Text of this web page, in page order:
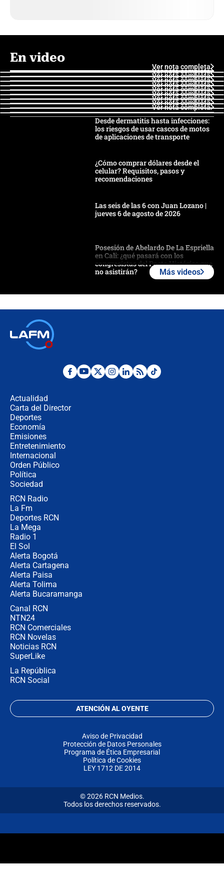
En video
Ver nota completa
Ver nota completa
Ver nota completa
Ver nota completa
Ver nota completa
Ver nota completa
Ver nota completa
Ver nota completa
Ver nota completa
Ver nota completa
Desde dermatitis hasta infecciones:
los riesgos de usar cascos de motos
de aplicaciones de transporte
¿Cómo comprar dólares desde el
celular? Requisitos, pasos y
recomendaciones
Las seis de las 6 con Juan Lozano |
jueves 6 de agosto de 2026
Posesión de Abelardo De La Espriella
en Cali: ¿qué pasará con los
congresistas del Pacto Histórico que
no asistirán?
¿Por qué De la Espriella gobernará
Más videos
Actualidad
Carta del Director
Deportes
Economía
Emisiones
Entretenimiento
Internacional
Orden Público
Política
Sociedad
RCN Radio
La Fm
Deportes RCN
La Mega
Radio 1
El Sol
Alerta Bogotá
Alerta Cartagena
Alerta Paisa
Alerta Tolima
Alerta Bucaramanga
Canal RCN
NTN24
RCN Comerciales
RCN Novelas
Noticias RCN
SuperLike
La República
RCN Social
ATENCIÓN AL OYENTE
Aviso de Privacidad
Protección de Datos Personales
Programa de Ética Empresarial
Política de Cookies
LEY 1712 DE 2014
© 2026 RCN Medios.
Todos los derechos reservados.